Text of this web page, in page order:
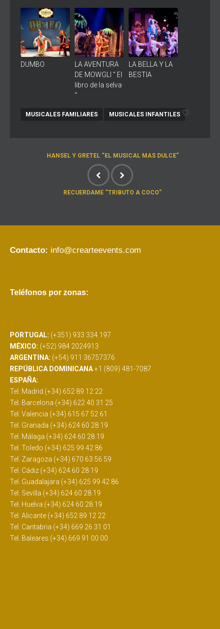
DUMBO
LA AVENTURA
DE MOWGLI “ El
libro de la selva
“
LA BELLA Y LA
BESTIA
MUSICALES FAMILIARES MUSICALES INFANTILES
HANSEL Y GRETEL “EL MUSICAL MAS DULCE”
RECUERDAME “TRIBUTO A COCO”
Contacto: info@crearteevents.com
Teléfonos por zonas:
PORTUGAL: (+351) 933 334 197
MÉXICO: (+52) 984 2024913
ARGENTINA: (+54) 911 36757376
REPÚBLICA DOMINICANA+1 (809) 481-7087
ESPAÑA:
Tel. Madrid (+34) 652 89 12 22
Tel. Barcelona (+34) 622 40 31 25
Tel. Valencia (+34) 615 67 52 61
Tel. Granada (+34) 624 60 28 19
Tel. Málaga (+34) 624 60 28 19
Tel. Toledo (+34) 625 99 42 86
Tel. Zaragoza (+34) 670 63 56 59
Tel. Cádiz (+34) 624 60 28 19
Tel. Guadalajara (+34) 625 99 42 86
Tel. Sevilla (+34) 624 60 28 19
Tel. Huelva (+34) 624 60 28 19
Tel. Alicante (+34) 652 89 12 22
Tel. Cantabria (+34) 669 26 31 01
Tel. Baleares (+34) 669 91 00 00